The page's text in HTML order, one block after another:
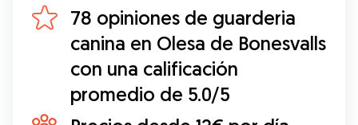
78 opiniones de guarderia
canina en Olesa de Bonesvalls
con una calificación
promedio de 5.0/5